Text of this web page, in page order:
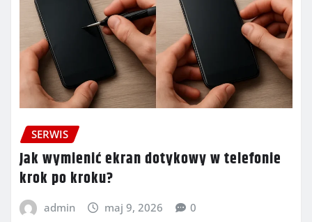
SERWIS
Jak wymienić ekran dotykowy w telefonie
krok po kroku?
admin maj 9, 2026 0